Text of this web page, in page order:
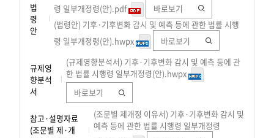
법
령
안
령 일부개정령(안).pdf
바로보기
(법령안) 기후·기후변화 감시 및 예측 등에 관한 법률 시행
령 일부개정령(안).hwpx
바로보기
규제영
향분석
서
(규제영향분석서) 기후·기후변화 감시 및 예측 등에 관
한 법률 시행령 일부개정령(안).hwpx
바로보기
참고·설명자료
(조문별 제·개
(조문별 제개정 이유서) 기후·기후변화 감시 및
예측 등에 관한 법률 시행령 일부개정령